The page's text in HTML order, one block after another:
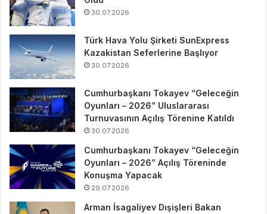
30.07.2026
Türk Hava Yolu Şirketi SunExpress
Kazakistan Seferlerine Başlıyor
30.07.2026
Cumhurbaşkanı Tokayev “Geleceğin
Oyunları – 2026” Uluslararası
Turnuvasının Açılış Törenine Katıldı
30.07.2026
Cumhurbaşkanı Tokayev “Geleceğin
Oyunları – 2026” Açılış Töreninde
Konuşma Yapacak
29.07.2026
Arman İsagaliyev Dışişleri Bakan